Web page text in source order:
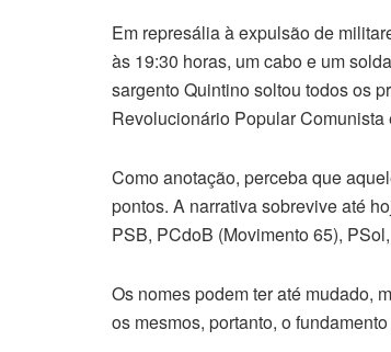
Em represália à expulsão de
às 19:30 horas, um cabo e um
sargento Quintino soltou todos os
Revolucionário Popular
Como anotação, perceba que
pontos. A narrativa sobrevive até
PSB, PCdoB (Movimento 65),
Os nomes podem ter até mudado,
os mesmos, portanto, o